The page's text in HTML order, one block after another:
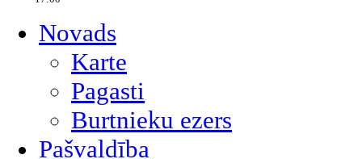
Novads
Karte
Pagasti
Burtnieku ezers
Pašvaldība